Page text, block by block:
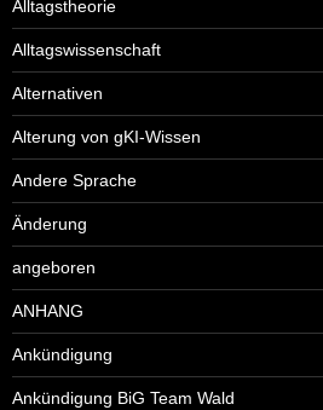
Alltagstheorie
Alltagswissenschaft
Alternativen
Alterung von gKI-Wissen
Andere Sprache
Änderung
angeboren
ANHANG
Ankündigung
Ankündigung BiG Team Wald